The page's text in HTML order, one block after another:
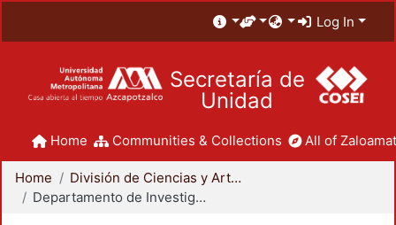
Log In
Secretaría de
Unidad
Home Communities & Collections All of
Home
División de Ciencias y Artes para el Diseño
Departamento de Investigación y Conocimiento para el Diseño